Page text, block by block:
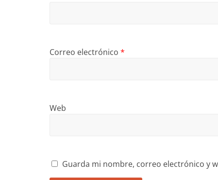
Correo electrónico *
Web
Guarda mi nombre, correo electrónico y